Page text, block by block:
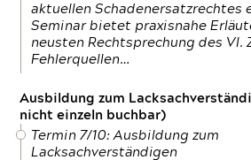
aktuellen Schadenersatzrechtes
Seminar bietet praxisnahe
neusten Rechtsprechung des VI.
Fehlerquellen…
Ausbildung zum
nicht einzeln buchbar)
Termin 7/10: Ausbildung zum
Lacksachverständigen